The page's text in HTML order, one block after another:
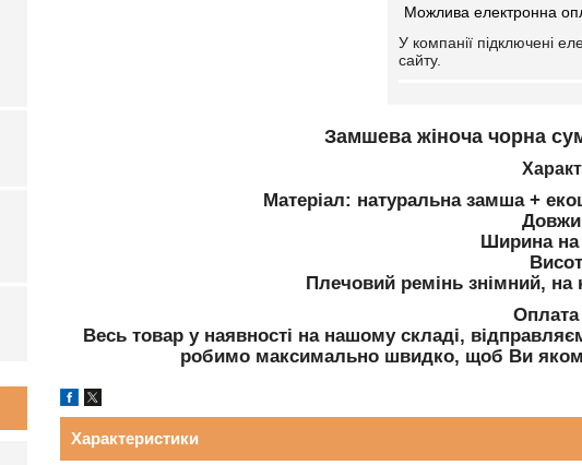
У компанії підключені
сайту.
Замшева жіноча чорна
Матеріал: натуральна замша +
Ширина на
Плечовий ремінь знімний, на
Оплата
Весь товар у наявності на нашому складі,
робимо максимально швидко, щоб Ви
Характеристики